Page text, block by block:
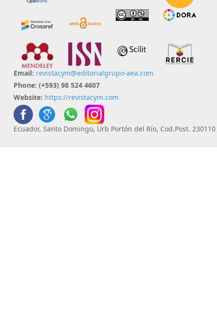
Email: revistacym@editorialgrupo-aea.com
Phone: (+593) 98 524 4607
Website: https://revistacym.com
Ecuador, Santo Domingo, Urb Portón del Río, Cod.Post. 230110